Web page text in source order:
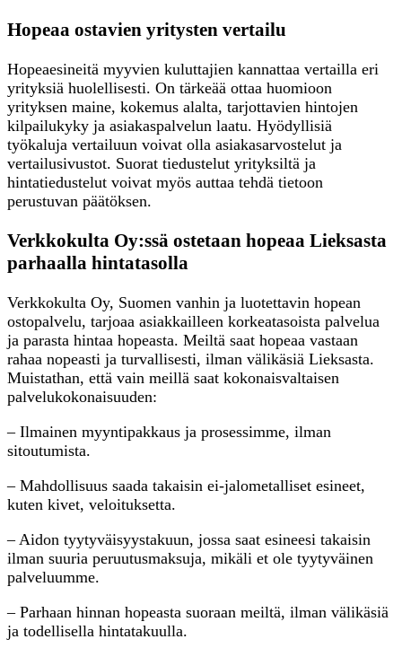
Hopeaa ostavien yritysten vertailu
Hopeaesineitä myyvien kuluttajien kannattaa vertailla eri
yrityksiä huolellisesti. On tärkeää ottaa huomioon
yrityksen maine, kokemus alalta, tarjottavien hintojen
kilpailukyky ja asiakaspalvelun laatu. Hyödyllisiä
työkaluja vertailuun voivat olla asiakasarvostelut ja
vertailusivustot. Suorat tiedustelut yrityksiltä ja
hintatiedustelut voivat myös auttaa tehdä tietoon
perustuvan päätöksen.
Verkkokulta Oy:ssä ostetaan hopeaa Lieksasta
parhaalla hintatasolla
Verkkokulta Oy, Suomen vanhin ja luotettavin hopean
ostopalvelu, tarjoaa asiakkailleen korkeatasoista palvelua
ja parasta hintaa hopeasta. Meiltä saat hopeaa vastaan
rahaa nopeasti ja turvallisesti, ilman välikäsiä Lieksasta.
Muistathan, että vain meillä saat kokonaisvaltaisen
palvelukokonaisuuden:
– Ilmainen myyntipakkaus ja prosessimme, ilman
sitoutumista.
– Mahdollisuus saada takaisin ei-jalometalliset esineet,
kuten kivet, veloituksetta.
– Aidon tyytyväisyystakuun, jossa saat esineesi takaisin
ilman suuria peruutusmaksuja, mikäli et ole tyytyväinen
palveluumme.
– Parhaan hinnan hopeasta suoraan meiltä, ilman välikäsiä
ja todellisella hintatakuulla.